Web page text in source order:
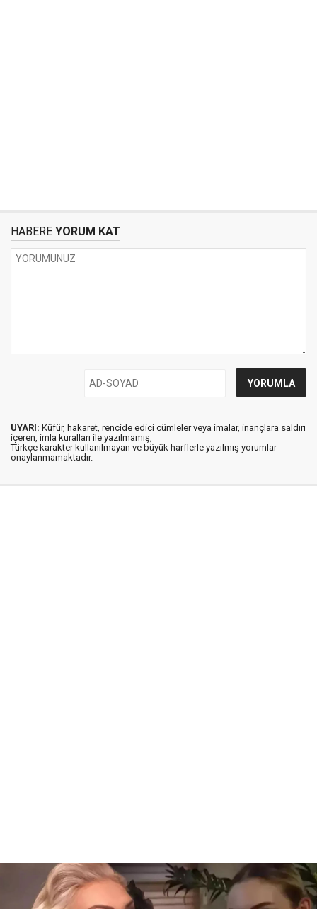
HABERE YORUM KAT
UYARI: Küfür, hakaret, rencide edici cümleler veya imalar, inançlara saldırı
içeren, imla kuralları ile yazılmamış,
Türkçe karakter kullanılmayan ve büyük harflerle yazılmış yorumlar
onaylanmamaktadır.